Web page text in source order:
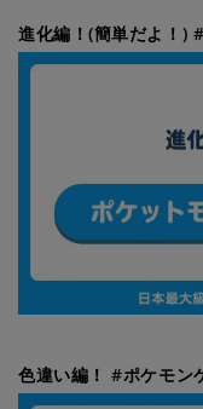
進化編！(簡単だよ！)
色違い編！ #ポケモン